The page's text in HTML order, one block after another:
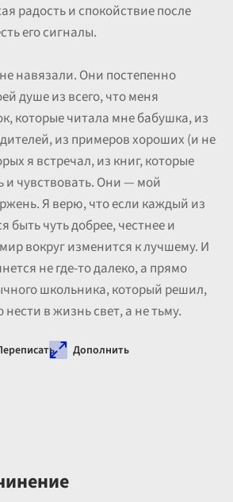
радость и спокойствие после
его сигналы.
навязали. Они постепенно
душе из всего, что меня
которые читала мне бабушка, из
из примеров хороших (и не
я встречал, из книг, которые
и чувствовать. Они — мой
Я верю, что если каждый из
быть чуть добрее, честнее и
вокруг изменится к лучшему. И
не где-то далеко, а прямо
школьника, который решил,
в жизнь свет, а не тьму.
Дополнить